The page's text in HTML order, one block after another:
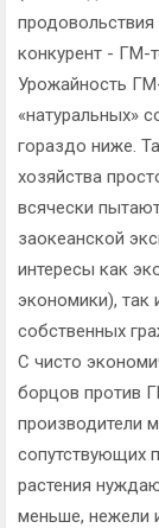
конкурент - ГМ-
Урожайность
«натуральных»
гораздо ниже.
хозяйства
всячески
заокеанской
интересы как
экономики), так
собственных
С чисто
борцов против
производители
сопутствующих
растения
меньше, нежели